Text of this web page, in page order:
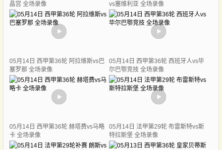
晶宫 全场录像
vs塞维利亚 全场录像
05月14日 西甲第36轮 阿拉维斯vs巴
塞罗那 全场录像
05月14日 西甲第36轮 西班牙人vs毕
尔巴鄂竞技 全场录像
05月14日 西甲第36轮 赫塔费vs马略
卡 全场录像
05月14日 法甲第29轮 布雷斯特vs斯
特拉斯堡 全场录像